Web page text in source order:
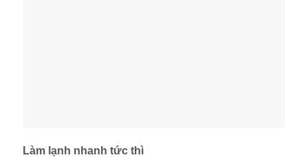
Làm lạnh nhanh tức thì